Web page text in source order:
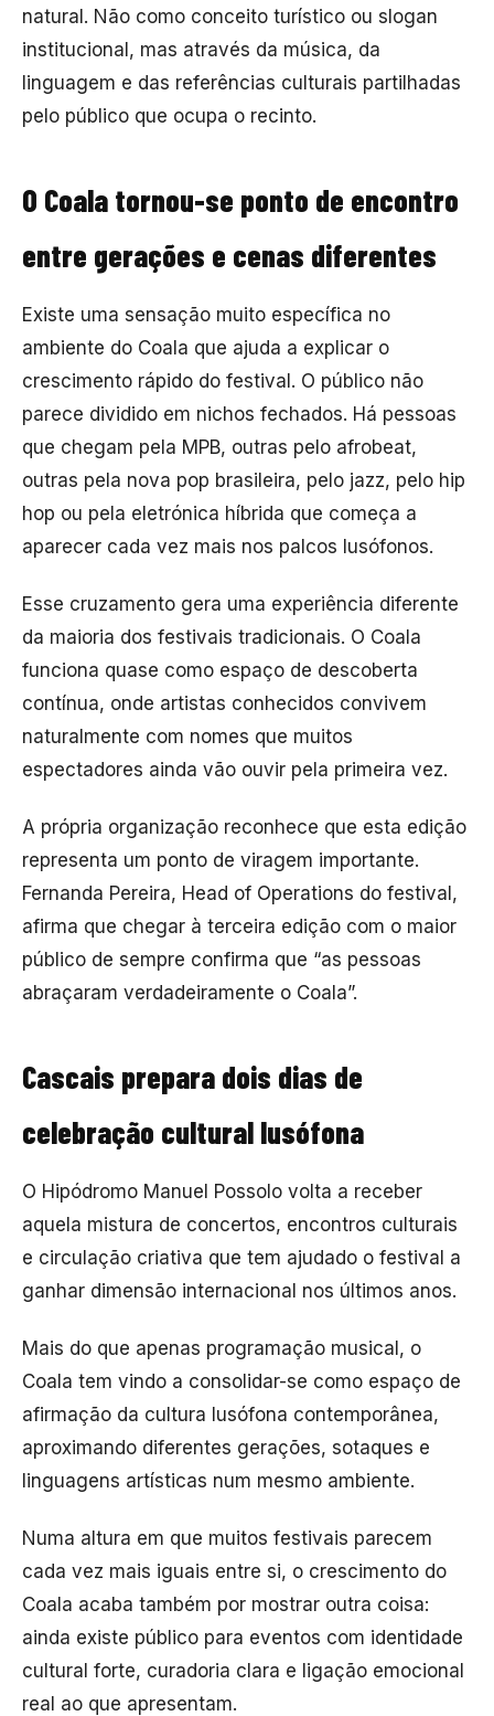
natural. Não como conceito turístico ou slogan
institucional, mas através da música, da
linguagem e das referências culturais partilhadas
pelo público que ocupa o recinto.
O Coala tornou-se ponto de encontro
entre gerações e cenas diferentes
Existe uma sensação muito específica no
ambiente do Coala que ajuda a explicar o
crescimento rápido do festival. O público não
parece dividido em nichos fechados. Há pessoas
que chegam pela MPB, outras pelo afrobeat,
outras pela nova pop brasileira, pelo jazz, pelo hip
hop ou pela eletrónica híbrida que começa a
aparecer cada vez mais nos palcos lusófonos.
Esse cruzamento gera uma experiência diferente
da maioria dos festivais tradicionais. O Coala
funciona quase como espaço de descoberta
contínua, onde artistas conhecidos convivem
naturalmente com nomes que muitos
espectadores ainda vão ouvir pela primeira vez.
A própria organização reconhece que esta edição
representa um ponto de viragem importante.
Fernanda Pereira, Head of Operations do festival,
afirma que chegar à terceira edição com o maior
público de sempre confirma que “as pessoas
abraçaram verdadeiramente o Coala”.
Cascais prepara dois dias de
celebração cultural lusófona
O Hipódromo Manuel Possolo volta a receber
aquela mistura de concertos, encontros culturais
e circulação criativa que tem ajudado o festival a
ganhar dimensão internacional nos últimos anos.
Mais do que apenas programação musical, o
Coala tem vindo a consolidar-se como espaço de
afirmação da cultura lusófona contemporânea,
aproximando diferentes gerações, sotaques e
linguagens artísticas num mesmo ambiente.
Numa altura em que muitos festivais parecem
cada vez mais iguais entre si, o crescimento do
Coala acaba também por mostrar outra coisa:
ainda existe público para eventos com identidade
cultural forte, curadoria clara e ligação emocional
real ao que apresentam.